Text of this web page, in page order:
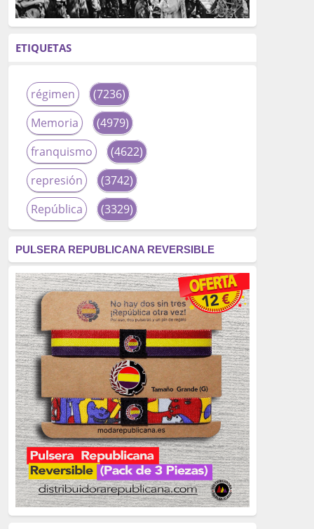
ETIQUETAS
régimen
(7236)
Memoria
(4979)
franquismo
(4622)
represión
(3742)
República
(3329)
fascismo
(2677)
tardofranquismo
(2320)
Actualidad
(2319)
monarquía
(2253)
borbones
(2176)
Cultura
(2163)
Guerra
(1674)
genocidio
(1234)
mujer
(1070)
PULSERA REPUBLICANA REVERSIBLE